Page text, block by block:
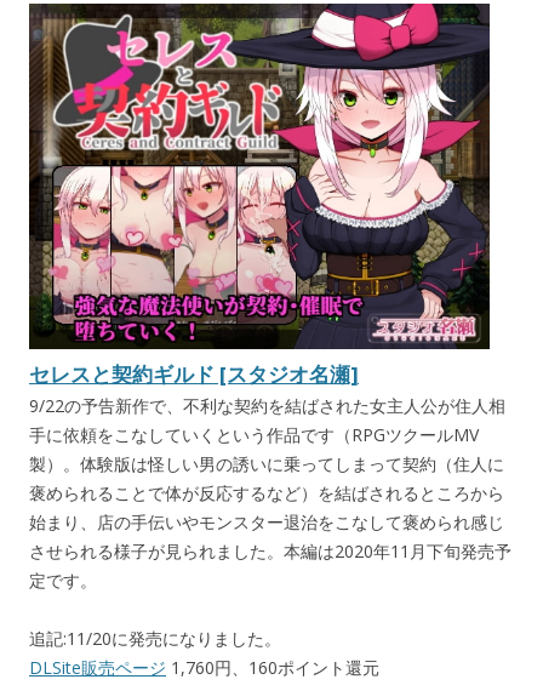
セレスと契約ギルド [スタジオ名瀬]
9/22の予告新作で、不利な契約を結ばされた女主人公が住人相
手に依頼をこなしていくという作品です（RPGツクールMV
製）。体験版は怪しい男の誘いに乗ってしまって契約（住人に
褒められることで体が反応するなど）を結ばされるところから
始まり、店の手伝いやモンスター退治をこなして褒められ感じ
させられる様子が見られました。本編は2020年11月下旬発売予
定です。
追記:11/20に発売になりました。
DLSite販売ページ 1,760円、160ポイント還元